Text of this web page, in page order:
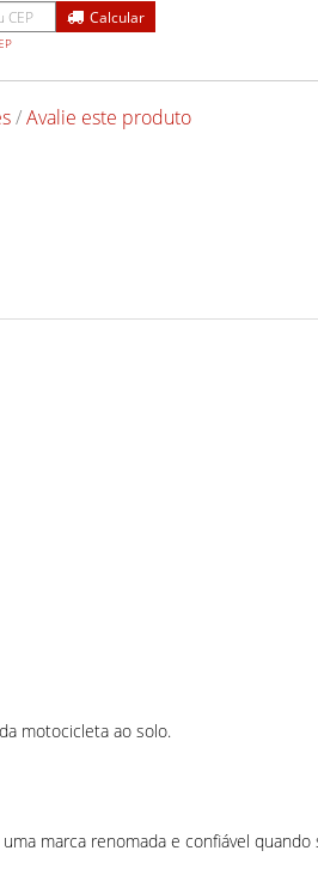
/Avalie este produto
motocicleta ao solo.
marca renomada e confiável